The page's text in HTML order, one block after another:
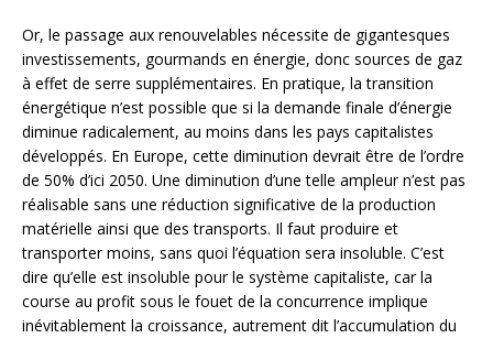
Or, le passage aux renouvelables nécessite de gigantesques
investissements, gourmands en énergie, donc sources de gaz
à effet de serre supplémentaires. En pratique, la transition
énergétique n’est possible que si la demande finale d’énergie
diminue radicalement, au moins dans les pays capitalistes
développés. En Europe, cette diminution devrait être de l’ordre
de 50% d’ici 2050. Une diminution d’une telle ampleur n’est pas
réalisable sans une réduction significative de la production
matérielle ainsi que des transports. Il faut produire et
transporter moins, sans quoi l’équation sera insoluble. C’est
dire qu’elle est insoluble pour le système capitaliste, car la
course au profit sous le fouet de la concurrence implique
inévitablement la croissance, autrement dit l’accumulation du